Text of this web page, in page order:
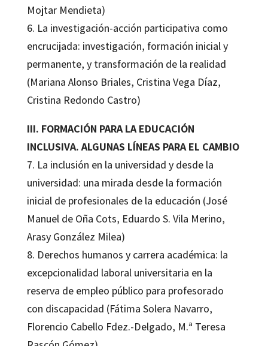
Mojtar Mendieta)
6. La investigación-acción participativa como
encrucijada: investigación, formación inicial y
permanente, y transformación de la realidad
(Mariana Alonso Briales, Cristina Vega Díaz,
Cristina Redondo Castro)
III. FORMACIÓN PARA LA EDUCACIÓN
INCLUSIVA. ALGUNAS LÍNEAS PARA EL CAMBIO
7. La inclusión en la universidad y desde la
universidad: una mirada desde la formación
inicial de profesionales de la educación (José
Manuel de Oña Cots, Eduardo S. Vila Merino,
Arasy González Milea)
8. Derechos humanos y carrera académica: la
excepcionalidad laboral universitaria en la
reserva de empleo público para profesorado
con discapacidad (Fátima Solera Navarro,
Florencio Cabello Fdez.-Delgado, M.ª Teresa